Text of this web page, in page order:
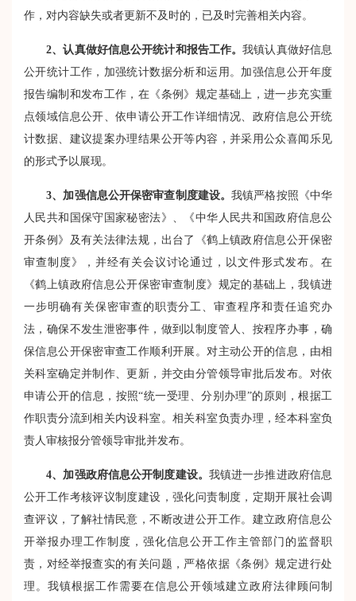
作，对内容缺失或者更新不及时的，已及时完善相关内容。
2、认真做好信息公开统计和报告工作。我镇认真做好信息
公开统计工作，加强统计数据分析和运用。加强信息公开年度
报告编制和发布工作，在《条例》规定基础上，进一步充实重
点领域信息公开、依申请公开工作详细情况、政府信息公开统
计数据、建议提案办理结果公开等内容，并采用公众喜闻乐见
的形式予以展现。
3、加强信息公开保密审查制度建设。我镇严格按照《中华
人民共和国保守国家秘密法》、《中华人民共和国政府信息公
开条例》及有关法律法规，出台了《鹤上镇政府信息公开保密
审查制度》，并经有关会议讨论通过，以文件形式发布。在
《鹤上镇政府信息公开保密审查制度》规定的基础上，我镇进
一步明确有关保密审查的职责分工、审查程序和责任追究办
法，确保不发生泄密事件，做到以制度管人、按程序办事，确
保信息公开保密审查工作顺利开展。对主动公开的信息，由相
关科室确定并制作、更新，并交由分管领导审批后发布。对依
申请公开的信息，按照“统一受理、分别办理”的原则，根据工
作职责分流到相关内设科室。相关科室负责办理，经本科室负
责人审核报分管领导审批并发布。
4、加强政府信息公开制度建设。 我镇进一步推进政府信息
公开工作考核评议制度建设，强化问责制度，定期开展社会调
查评议，了解社情民意，不断改进公开工作。建立政府信息公
开举报办理工作制度，强化信息公开工作主管部门的监督职
责，对经举报查实的有关问题，严格依据《条例》规定进行处
理。我镇根据工作需要在信息公开领域建立政府法律顾问制